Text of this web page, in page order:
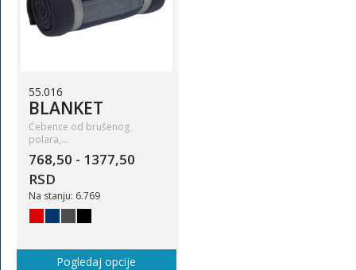
55.016
BLANKET
Ćebence od brušenog
polara,…
768,50 - 1377,50
RSD
Na stanju: 6.769
Pogledaj opcije